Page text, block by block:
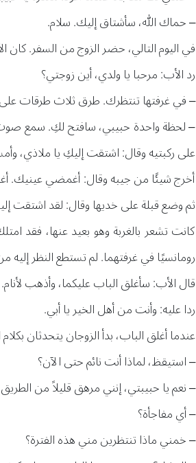
– حماك الله، سأشتاق إليك. سلام.
في اليوم التالي، حضر الزوج من السفر.
رد الأب: مرحبا يا ولدي، أين زوجتي؟
– في غرفتها تنتظرك. طرق ثلاث طرقات على
– لحظة واحدة حبيبي، سافتح لكِ. سمع صوت
على ركبتيه وقال: اشتقت إليكِ يا ملاذي،
أخرج شيئًا من جيبه وقال: أغمضي عينيك.
ثم وضع قبلة على خديها وقال: لقد اشتقت
كانت تشعر بالغربة وهو بعيد عنها، فقد
رومانسيًا في غرفتهما. لم تستطع النظر
قال الأب: سأغلق الباب عليكما، وأذهب
ردا عليه: وأنت من أهل الخير يا أبي.
عندما أغلق الباب، بدأ الزوجان يتحدثان
– استيقظ، لماذا أنت نائم حتى الآن؟
– نعم يا حبيبتي، إنني مرهق قليلاً من
– أي مفاجأة؟
– خمني ماذا تنتظرين مني هذه الفترة؟